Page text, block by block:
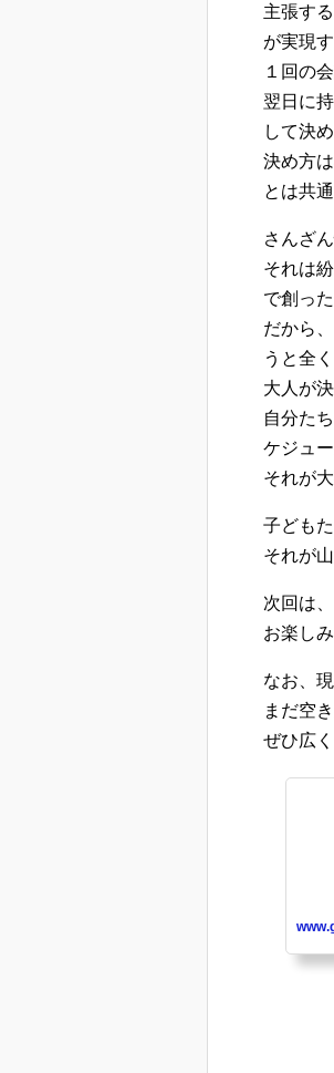
主張す
が実現
１回の
翌日に
して決
決め方
とは共通
さんざ
それは
で創っ
だから
うと全
大人が
自分た
ケジュ
それが
子ども
それが
次回は
お楽しみ
なお、
まだ空
ぜひ広